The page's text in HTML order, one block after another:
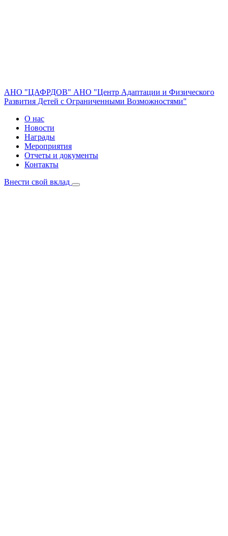
АНО "ЦАФРДОВ" АНО "Центр Адаптации и Физического
Развития Детей с Ограниченными Возможностями"
О нас
Новости
Награды
Мероприятия
Отчеты и документы
Контакты
Внести свой вклад